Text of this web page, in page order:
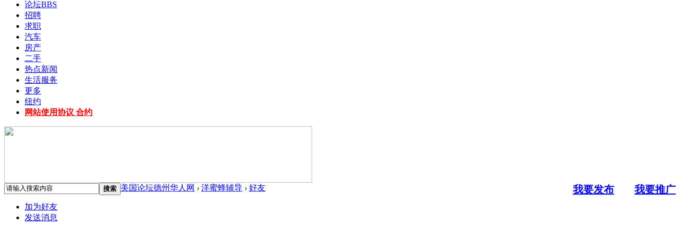
论坛BBS
招聘
求职
汽车
房产
二手
热点新闻
生活服务
更多
纽约
网站使用协议 合约
搜索 我要发布 我要推广
美国论坛德州华人网 › 洋蜜蜂辅导 › 好友
加为好友
发送消息